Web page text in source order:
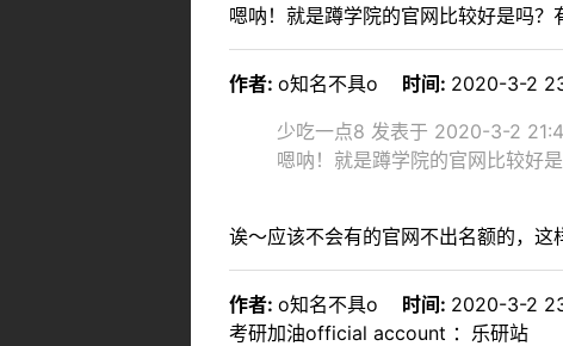
嗯呐！就是蹲学院的官网比较好是吗
作者: o知名不具o 时间: 2020-3-2
少吃一点8 发表于 2020-3-2
嗯呐！就是蹲学院的官网比较好
诶～应该不会有的官网不出名额的，这
作者: o知名不具o 时间: 2020-3-2
考研加油official account ：乐研站